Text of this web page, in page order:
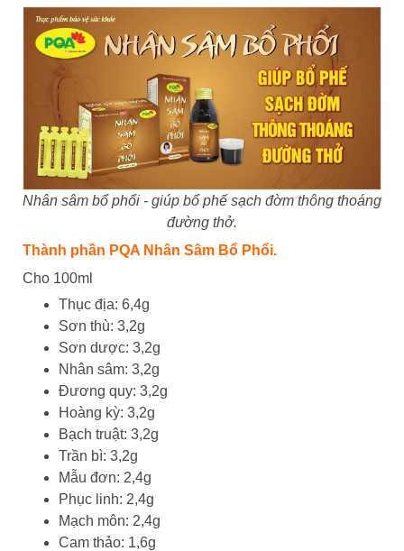
Nhân sâm bổ phổi - giúp bổ phế sạch đờm thông thoáng
đường thở.
Thành phần PQA Nhân Sâm Bổ Phổi.
Cho 100ml
Thục địa: 6,4g
Sơn thù: 3,2g
Sơn dược: 3,2g
Nhân sâm: 3,2g
Đương quy: 3,2g
Hoàng kỳ: 3,2g
Bạch truật: 3,2g
Trần bì: 3,2g
Mẫu đơn: 2,4g
Phục linh: 2,4g
Mạch môn: 2,4g
Cam thảo: 1,6g